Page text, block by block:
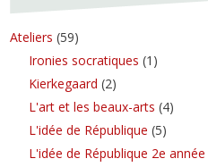
Ateliers (59)
Ironies socratiques (1)
Kierkegaard (2)
L'art et les beaux-arts (4)
L'idée de République (5)
L'idée de République 2e année